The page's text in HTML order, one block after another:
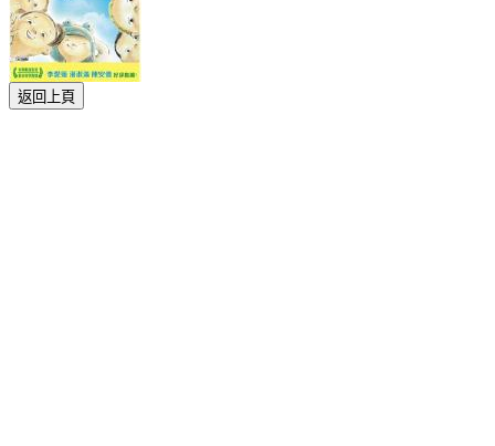
返回上頁